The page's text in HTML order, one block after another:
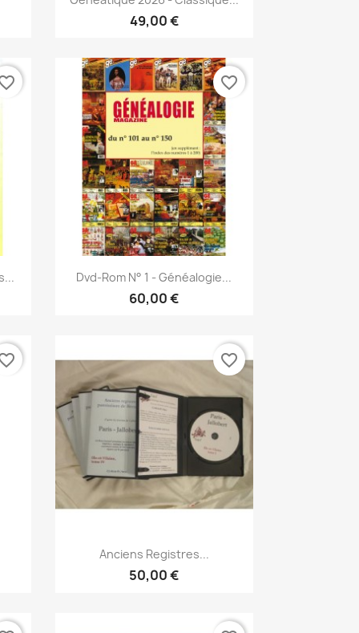
49,00 €
Snabbvy
Dvd-Rom N° 1 - Généalogie...
60,00 €
favorite_border
Snabbvy
Anciens Registres...
50,00 €
favorite_border